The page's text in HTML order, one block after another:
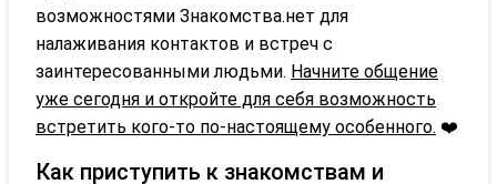
возможностями Знакомства.нет для
налаживания контактов и встреч с
заинтересованными людьми. Начните общение
уже сегодня и откройте для себя возможность
встретить кого-то по-настоящему особенного. ❤️
Как приступить к знакомствам и